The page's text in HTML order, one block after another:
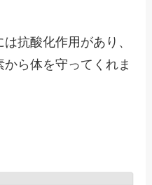
抗酸化作用があり、
ら体を守ってくれま